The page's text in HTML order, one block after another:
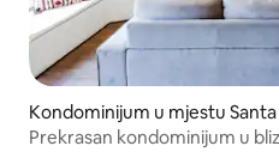
Kondominijum u mjestu Santa
Prekrasan kondominijum u